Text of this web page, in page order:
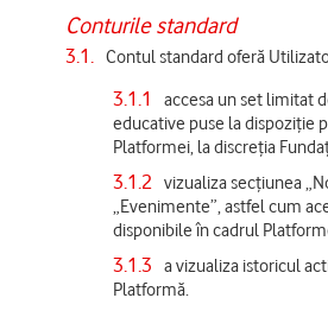
Conturile standard
3.1. Contul standard oferă
3.1.1
accesa un set limitat
educative puse la dispoziție
Platformei, la discreția
3.1.2 vizualiza secțiunea
„Evenimente”, astfel cum
disponibile în cadrul
3.1.3 a vizualiza istoricul
Platformă.